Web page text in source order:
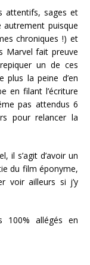
attentifs, sages et
autrement puisque
chroniques !) et
Marvel fait preuve
un de ces
plus la peine d’en
en filant l’écriture
pas attendus 6
pour relancer la
il s’agit d’avoir un
du film éponyme,
voir ailleurs si j’y
allégés en